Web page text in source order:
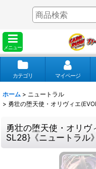
メニュー
カテゴリ マイページ
ホーム > ニュートラル
> 勇壮の堕天使・オリヴィエ
勇壮の堕天使・オリ
SL28}《ニュートラル》